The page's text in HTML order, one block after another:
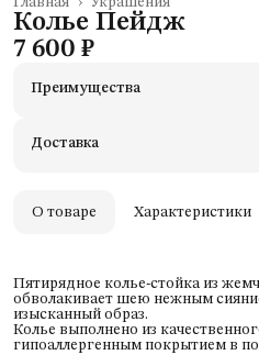
Колье Пейдж
7 600 ₽
Преимущества
Оплата — картой, СБП или
Доставка
О товаре Характеристики
Пятирядное колье-стойка из
обволакивает шею нежным
изысканный образ.
Колье выполнено из
гипоаллергенным покрытием в